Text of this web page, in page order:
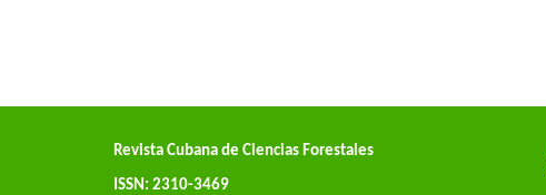
Revista Cubana de Ciencias Forestales
ISSN: 2310-3469